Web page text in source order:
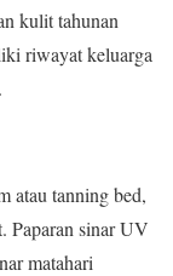
kulit tahunan
riwayat keluarga
atau tanning bed,
Paparan sinar UV
matahari